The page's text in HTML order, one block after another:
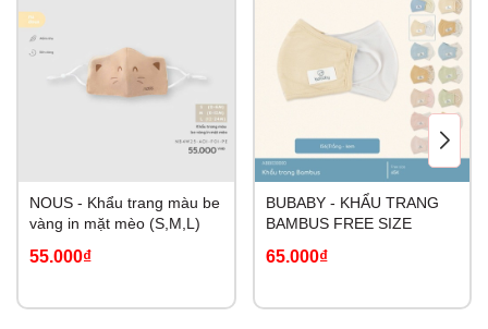
nên sử dụng lớp vải phủ lên mũ hoặc xe đẩy để bé dễ
dàng hít thở và hạn chế nguy cơ tiếp xúc với virus, vi
khuẩn.
Khẩu trang gấu Pigeon có thể sử dụng được cho bé từ 1
Ba mẹ cần đeo khẩu trang cho bé đúng cách để khẩu trang
vi khuẩn tốt nhất, cụ thể như sau:
Đeo 2 quai khẩu trang vào tai bé.
NOUS - Khẩu trang màu be
vàng in mặt mèo (S,M,L)
55.000₫
BUBABY - KHẨU TRANG
BAMBUS FREE SIZE
65.000₫